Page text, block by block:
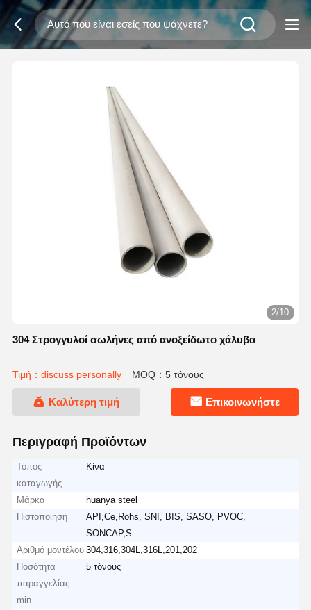
2/10
304 Στρογγυλοί σωλήνες από ανοξείδωτο χάλυβα
Τιμή：discuss personally MOQ：5 τόνους
Καλύτερη τιμή Επικοινωνήστε
Περιγραφή Προϊόντων
Τόπος
καταγωγής
Κίνα
Μάρκα
huanya steel
Πιστοποίηση
API,Ce,Rohs, SNI, BIS, SASO, PVOC,
SONCAP,S
Αριθμό μοντέλου 304,316,304L,316L,201,202
Ποσότητα
παραγγελίας
min
5 τόνους